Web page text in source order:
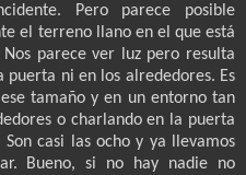
Pero parece posible
el terreno llano en el que está
parece ver luz pero resulta
ni en los alrededores. Es
tamaño y en un entorno tan
o charlando en la puerta
casi las ocho y ya llevamos
Bueno, si no hay nadie no